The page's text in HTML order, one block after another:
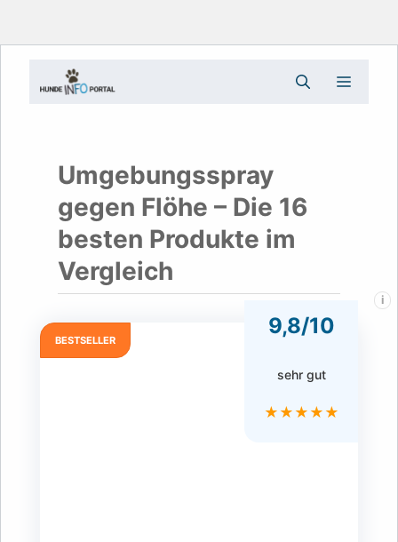
Inhalt
Menü
Umgebungsspray
gegen Flöhe – Die 16
besten Produkte im
Vergleich
BESTSELLER
9,8/10
i
sehr gut
★★★★★